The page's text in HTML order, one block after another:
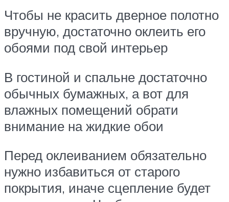
Чтобы не красить дверное полотно
вручную, достаточно оклеить его
обоями под свой интерьер
В гостиной и спальне достаточно
обычных бумажных, а вот для
влажных помещений обрати
внимание на жидкие обои
Перед оклеиванием обязательно
нужно избавиться от старого
покрытия, иначе сцепление будет